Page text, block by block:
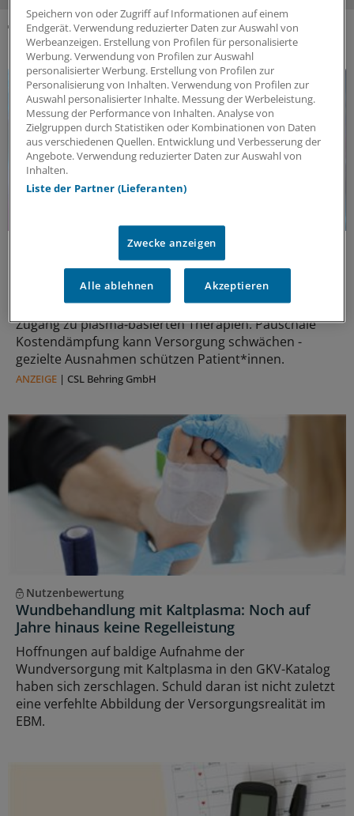
DAS KÖNNTE SIE AUCH INTERESSIEREN
Politische Perspektive
Nationale Politik an Europas Gesundheitszielen
ausrichten
Europas Gesundheitssicherheit braucht verlässlichen
Zugang zu plasma‑basierten Therapien. Pauschale
Kostendämpfung kann Versorgung schwächen -
gezielte Ausnahmen schützen Patient*innen.
ANZEIGE | CSL Behring GmbH
Nutzenbewertung
Wundbehandlung mit Kaltplasma: Noch auf
Jahre hinaus keine Regelleistung
Hoffnungen auf baldige Aufnahme der
Wundversorgung mit Kaltplasma in den GKV-Katalog
haben sich zerschlagen. Schuld daran ist nicht zuletzt
eine verfehlte Abbildung der Versorgungsrealität im
EBM.
Speichern von oder Zugriff auf Informationen auf einem
Endgerät. Verwendung reduzierter Daten zur Auswahl von
Werbeanzeigen. Erstellung von Profilen für personalisierte
Werbung. Verwendung von Profilen zur Auswahl
personalisierter Werbung. Erstellung von Profilen zur
Personalisierung von Inhalten. Verwendung von Profilen zur
Auswahl personalisierter Inhalte. Messung der Werbeleistung.
Messung der Performance von Inhalten. Analyse von
Zielgruppen durch Statistiken oder Kombinationen von Daten
aus verschiedenen Quellen. Entwicklung und Verbesserung der
Angebote. Verwendung reduzierter Daten zur Auswahl von
Inhalten.
Liste der Partner (Lieferanten)
Zwecke anzeigen
Alle ablehnen Akzeptieren